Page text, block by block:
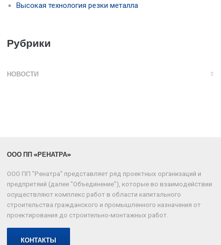
Высокая технология резки металла
Рубрики
НОВОСТИ
ООО ПП «РЕНАТРА»
ООО ПП "Ренатра" представляет ряд проектных организаций и
предпритяий (далее "Объединение"), которые во взаимодействии
осуществляют комплекс работ в области капитального
строительства гражданского и промышленного назначения от
проектирования до строительно-монтажных работ.
КОНТАКТЫ